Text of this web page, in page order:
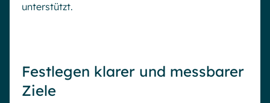
unterstützt.
Festlegen klarer und messbarer
Ziele